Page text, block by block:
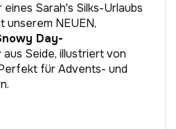
Sarah's Silks-Urlaubs
unserem NEUEN,
Day-
aus Seide, illustriert von
für Advents- und